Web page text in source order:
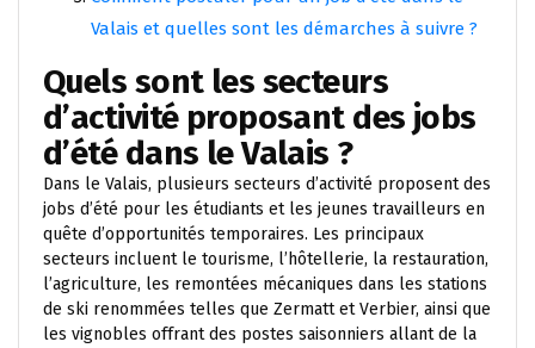
Valais et quelles sont les démarches à suivre ?
Quels sont les secteurs
d’activité proposant des jobs
d’été dans le Valais ?
Dans le Valais, plusieurs secteurs d’activité proposent des
jobs d’été pour les étudiants et les jeunes travailleurs en
quête d’opportunités temporaires. Les principaux
secteurs incluent le tourisme, l’hôtellerie, la restauration,
l’agriculture, les remontées mécaniques dans les stations
de ski renommées telles que Zermatt et Verbier, ainsi que
les vignobles offrant des postes saisonniers allant de la